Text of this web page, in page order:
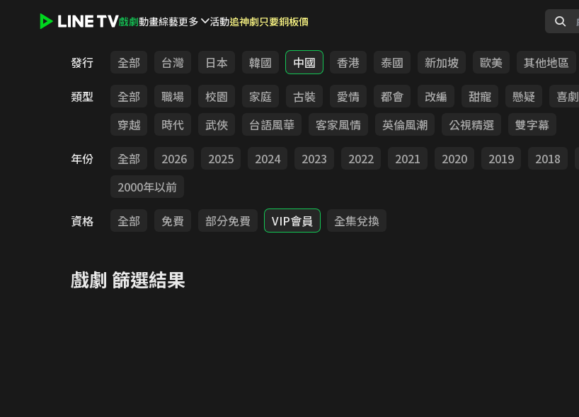
戲劇動畫綜藝更多 活動追神劇只要銅板價
發行 全部 台灣 日本 韓國 中國 香港 泰國 新加坡 歐美
其他地區
類型
全部 職場 校園 家庭 古裝 愛情 都會 改編 甜寵 懸疑 喜劇
穿越
時代 武俠 台語風華 客家風情 英倫風潮 公視精選
雙字幕
年份
全部 2026 2025 2024 2023 2022 2021 2020 2019 2018
2000年以前
資格
全部 免費 部分免費 VIP會員 全集兌換
戲劇 篩選結果